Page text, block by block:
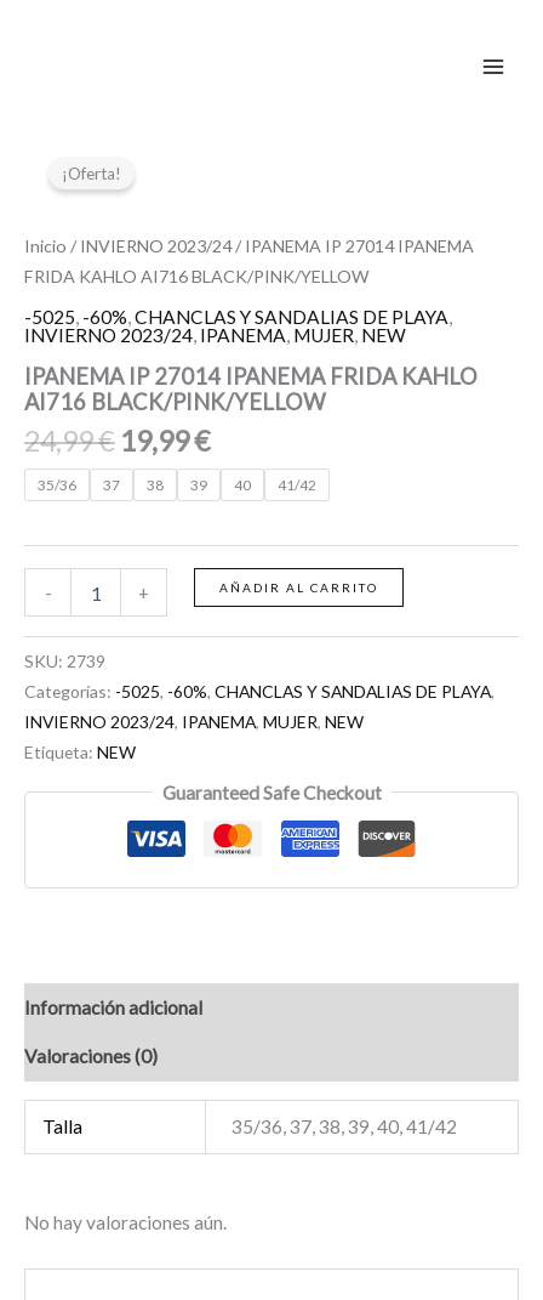
¡Oferta!
Inicio /INVIERNO 2023/24/ IPANEMA IP 27014 IPANEMA
FRIDA KAHLO AI716 BLACK/PINK/YELLOW
-5025, -60%,CHANCLAS Y SANDALIAS DE PLAYA,
INVIERNO 2023/24, IPANEMA, MUJER, NEW
IPANEMA IP 27014 IPANEMA FRIDA KAHLO
AI716 BLACK/PINK/YELLOW
24,99€
era:
24,99 €.
19,99€
es:
19,99 €.
35/36 37 38 39 40 41/42
-
27014
FRIDA
AI716
BLACK/PINK/YELLOW
cantidad
+ AÑADIR AL CARRITO
SKU: 2739
Categorías: -5025, -60%, CHANCLAS Y SANDALIAS DE PLAYA,
INVIERNO 2023/24, IPANEMA, MUJER, NEW
Etiqueta: NEW
Guaranteed Safe Checkout
Información adicional
Valoraciones (0)
Talla 35/36, 37, 38, 39, 40, 41/42
No hay valoraciones aún.